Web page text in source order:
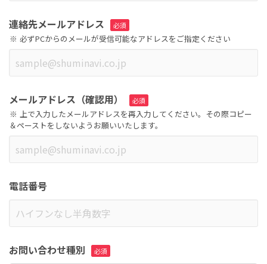
連絡先メールアドレス
必ずPCからのメールが受信可能なアドレスをご指定ください
メールアドレス（確認用）
上で入力したメールアドレスを再入力してください。その際コピー
＆ペーストをしないようお願いいたします。
電話番号
お問い合わせ種別